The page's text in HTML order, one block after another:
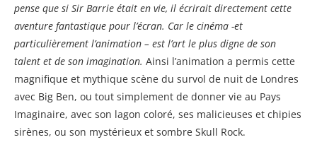
pense que si Sir Barrie était en vie, il écrirait directement cette
aventure fantastique pour l’écran. Car le cinéma -et
particulièrement l’animation – est l’art le plus digne de son
talent et de son imagination. Ainsi l’animation a permis cette
magnifique et mythique scène du survol de nuit de Londres
avec Big Ben, ou tout simplement de donner vie au Pays
Imaginaire, avec son lagon coloré, ses malicieuses et chipies
sirènes, ou son mystérieux et sombre Skull Rock.